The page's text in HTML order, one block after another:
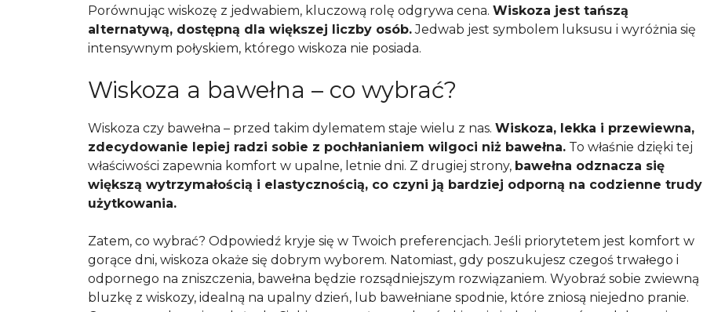
Porównując wiskozę z jedwabiem, kluczową rolę odgrywa cena. Wiskoza jest tańszą
alternatywą, dostępną dla większej liczby osób.Jedwab jest symbolem luksusu i wyróżnia się
intensywnym połyskiem, którego wiskoza nie posiada.
Wiskoza a bawełna – co wybrać?
Wiskoza czy bawełna – przed takim dylematem staje wielu z nas. Wiskoza, lekka i przewiewna,
zdecydowanie lepiej radzi sobie z pochłanianiem wilgoci niż bawełna. To właśnie dzięki tej
właściwości zapewnia komfort w upalne, letnie dni. Z drugiej strony, bawełna odznacza się
większą wytrzymałością i elastycznością, co czyni ją bardziej odporną na codzienne trudy
użytkowania.
Zatem, co wybrać? Odpowiedź kryje się w Twoich preferencjach. Jeśli priorytetem jest komfort w
gorące dni, wiskoza okaże się dobrym wyborem. Natomiast, gdy poszukujesz czegoś trwałego i
odpornego na zniszczenia, bawełna będzie rozsądniejszym rozwiązaniem. Wyobraź sobie zwiewną
bluzkę z wiskozy, idealną na upalny dzień, lub bawełniane spodnie, które zniosą niejedno pranie.